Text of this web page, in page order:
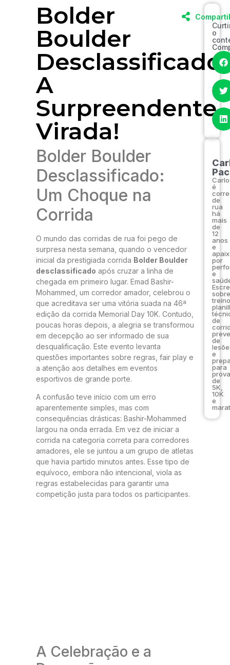
Bolder
Boulder
Desclassificado:
A
Surpreendente
Virada!
Bolder Boulder
Desclassificado:
Um Choque na
Corrida
O mundo das corridas de rua foi pego de
surpresa nesta semana, quando o vencedor
inicial da prestigiada corrida Bolder Boulder
desclassificado após cruzar a linha de
chegada em primeiro lugar. Emad Bashir-
Mohammed, um corredor amador, celebrou o
que acreditava ser uma vitória suada na 46ª
edição da corrida Memorial Day 10K. Contudo,
poucas horas depois, a alegria se transformou
em decepção ao ser informado de sua
desqualificação. Este evento levanta
questões importantes sobre regras, fair play e
a atenção aos detalhes em eventos
esportivos de grande porte.
A confusão teve início com um erro
aparentemente simples, mas com
consequências drásticas: Bashir-Mohammed
largou na onda errada. Em vez de iniciar a
corrida na categoria correta para corredores
amadores, ele se juntou a um grupo de atletas
que havia partido minutos antes. Esse tipo de
equívoco, embora não intencional, viola as
regras estabelecidas para garantir uma
competição justa para todos os participantes.
A Celebração e a
o
é
de
rua
há
mais
de
12
anos
e
por
e
sobre
de
de
e
para
de
5K,
10K
e